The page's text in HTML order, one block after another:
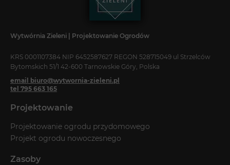
Wytwórnia Zieleni | Projektowanie Ogrodów
KRS 0001107384 NIP 6452587627 REGON 528715049 ul Strzelców
Bytomskich 51/1 42-600 Tarnowskie Góry, Polska
email biuro@wytwornia-zieleni.pl
tel 795 663 165
Projektowanie
Projektowanie ogrodu przydomowego
Projekt ogrodu nowoczesnego
Zasoby